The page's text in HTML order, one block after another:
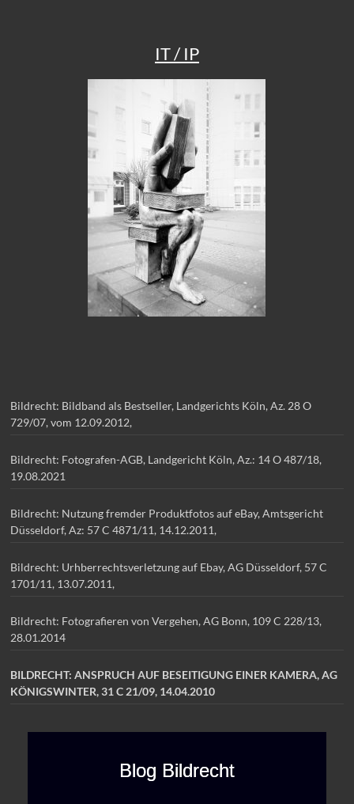
IT / IP
Bildrecht: Bildband als Bestseller, Landgerichts Köln, Az. 28 O
729/07, vom 12.09.2012,
Bildrecht: Fotografen-AGB, Landgericht Köln, Az.: 14 O 487/18,
19.08.2021
Bildrecht: Nutzung fremder Produktfotos auf eBay, Amtsgericht
Düsseldorf, Az: 57 C 4871/11, 14.12.2011,
Bildrecht: Urhberrechtsverletzung auf Ebay, AG Düsseldorf, 57 C
1701/11, 13.07.2011,
Bildrecht: Fotografieren von Vergehen, AG Bonn, 109 C 228/13,
28.01.2014
BILDRECHT: ANSPRUCH AUF BESEITIGUNG EINER KAMERA, AG
KÖNIGSWINTER, 31 C 21/09, 14.04.2010
Blog Bildrecht